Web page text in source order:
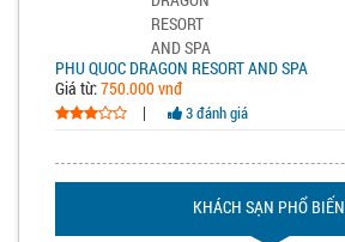
PHU QUOC DRAGON RESORT AND SPA
Giá từ:750.000 vnđ
|
3 đánh giá
KHÁCH SẠN PHỔ BIẾN